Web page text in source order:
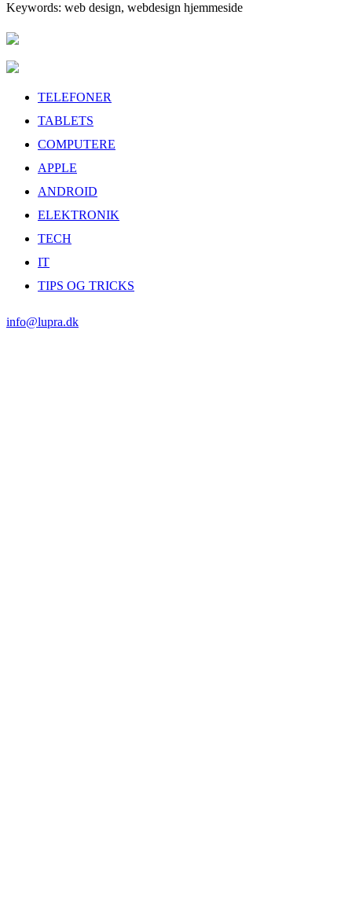
Keywords: web design, webdesign hjemmeside
TELEFONER
TABLETS
COMPUTERE
APPLE
ANDROID
ELEKTRONIK
TECH
IT
TIPS OG TRICKS
info@lupra.dk